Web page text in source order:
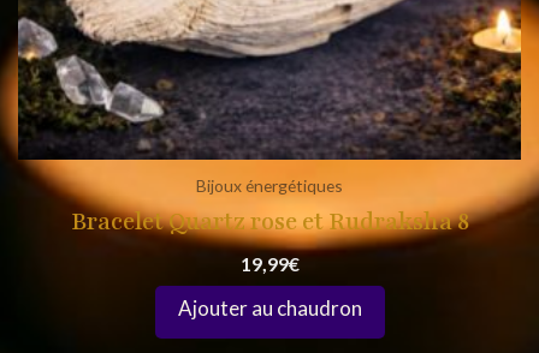
Bijoux énergétiques
Bracelet Quartz rose et Rudraksha 8
19,99€